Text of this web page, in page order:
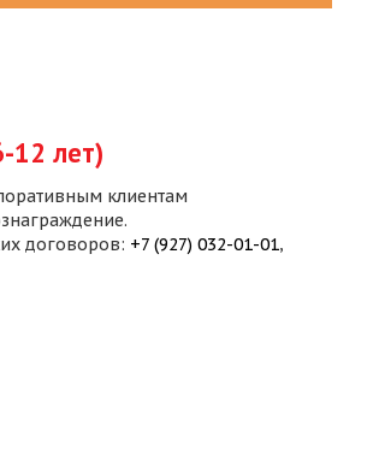
12 лет)
клиентам
договоров: +7 (927) 032-01-01,